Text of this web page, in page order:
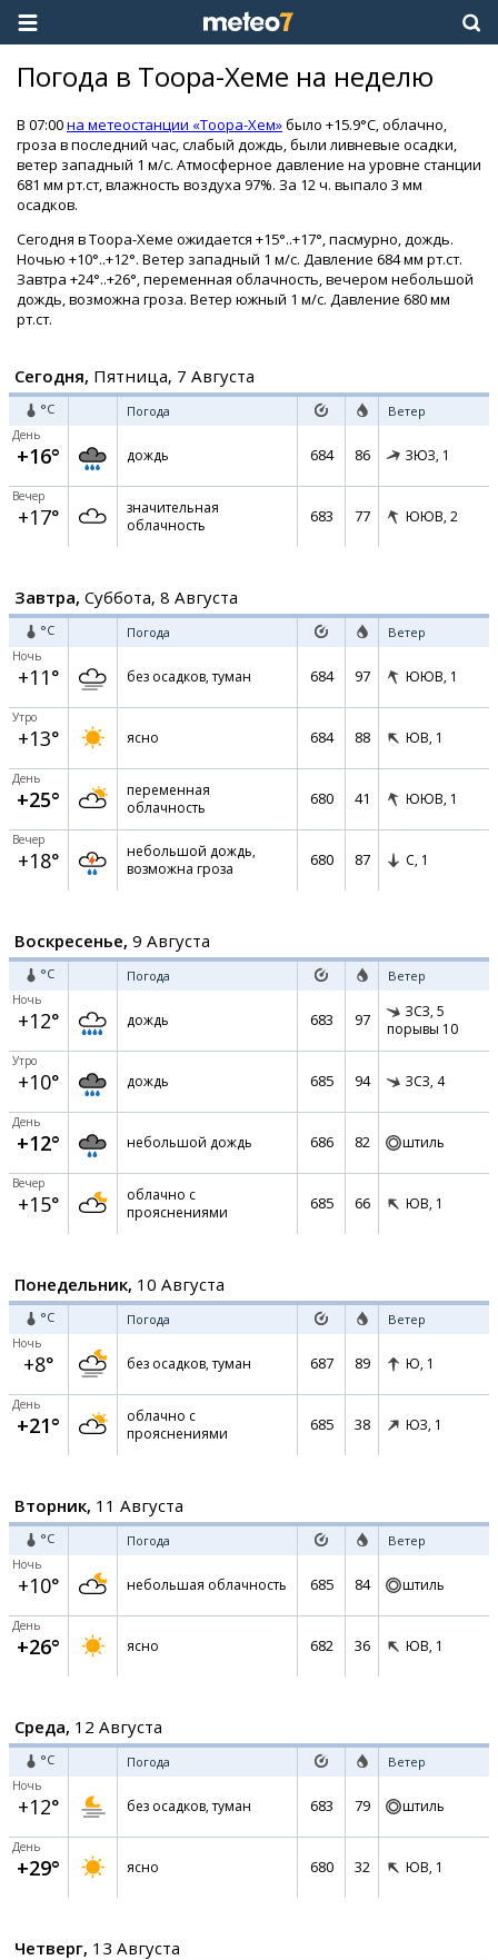
Погода в Тоора-Хеме на неделю
В 07:00на метеостанции «Тоора-Хем»было +15.9°C, облачно,
гроза в последний час, слабый дождь, были ливневые осадки,
ветер западный 1 м/с. Атмосферное давление на уровне станции
681 мм рт.ст, влажность воздуха 97%. За 12 ч. выпало 3 мм
осадков.
Сегодня в Тоора-Хеме ожидается +15°..+17°, пасмурно, дождь.
Ночью +10°..+12°. Ветер западный 1 м/с. Давление 684 мм рт.ст.
Завтра +24°..+26°, переменная облачность, вечером небольшой
дождь, возможна гроза. Ветер южный 1 м/с. Давление 680 мм
рт.ст.
Сегодня, Пятница, 7 Августа
°C Погода Ветер
День
+16° дождь 684 86 ЗЮЗ, 1
Вечер
+17°
значительная
облачность
683 77 ЮЮВ, 2
Завтра, Суббота, 8 Августа
°C Погода Ветер
Ночь
+11° без осадков, туман 684 97 ЮЮВ, 1
Утро
+13° ясно 684 88 ЮВ, 1
День
+25°
переменная
облачность
680 41 ЮЮВ, 1
Вечер
+18°
небольшой дождь,
возможна гроза
680 87 С, 1
Воскресенье, 9 Августа
°C Погода Ветер
Ночь
+12° дождь 683 97 ЗСЗ, 5
порывы 10
Утро
+10° дождь 685 94 ЗСЗ, 4
День
+12° небольшой дождь 686 82 штиль
Вечер
+15°
облачно с
прояснениями
685 66 ЮВ, 1
Понедельник, 10 Августа
°C Погода Ветер
Ночь
+8° без осадков, туман 687 89 Ю, 1
День
+21°
облачно с
прояснениями
685 38 ЮЗ, 1
Вторник, 11 Августа
°C Погода Ветер
Ночь
+10° небольшая облачность 685 84 штиль
День
+26° ясно 682 36 ЮВ, 1
Среда, 12 Августа
°C Погода Ветер
Ночь
+12° без осадков, туман 683 79 штиль
День
+29° ясно 680 32 ЮВ, 1
Четверг, 13 Августа